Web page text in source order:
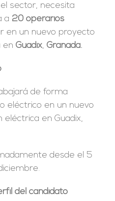
sector, necesita
a 20 operarios
en un nuevo proyecto
en Guadix, Granada.
de forma
eléctrico en un nuevo
eléctrica en Guadix,
desde el 5
del candidato